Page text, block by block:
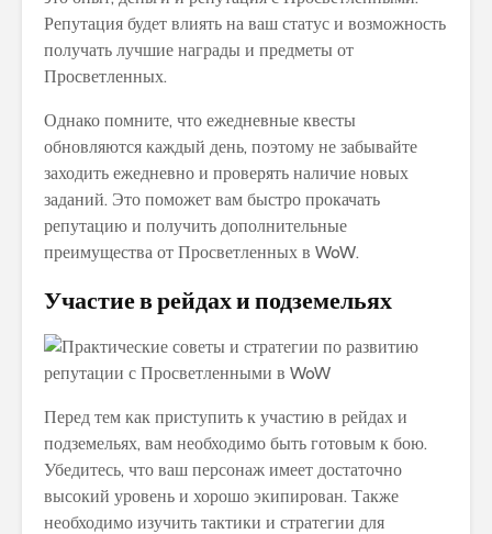
Репутация будет влиять на ваш статус и возможность
получать лучшие награды и предметы от
Просветленных.
Однако помните, что ежедневные квесты
обновляются каждый день, поэтому не забывайте
заходить ежедневно и проверять наличие новых
заданий. Это поможет вам быстро прокачать
репутацию и получить дополнительные
преимущества от Просветленных в WoW.
Участие в рейдах и подземельях
Перед тем как приступить к участию в рейдах и
подземельях, вам необходимо быть готовым к бою.
Убедитесь, что ваш персонаж имеет достаточно
высокий уровень и хорошо экипирован. Также
необходимо изучить тактики и стратегии для